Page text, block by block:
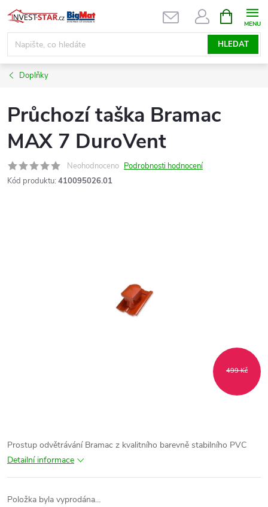
Přejít
na
obsah
HLEDAT
NÁKUPNÍ
KOŠÍK
Doplňky
Průchozí taška Bramac
MAX 7 DuroVent
Neohodnoceno Podrobnosti hodnocení
Kód produktu: 410095026.01
499 Kč
Prostup odvětrávání Bramac z kvalitního barevně stabilního PVC
Detailní informace
Položka byla vyprodána…